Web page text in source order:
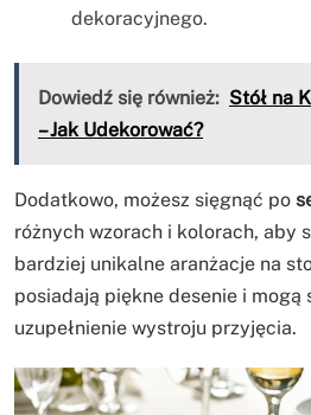
dekoracyjnego.
Dowiedź się również: Stół na
– Jak Udekorować?
Dodatkowo, możesz sięgnąć po
różnych wzorach i kolorach, aby
bardziej unikalne aranżacje na
posiadają piękne desenie i mogą
uzupełnienie wystroju przyjęcia.